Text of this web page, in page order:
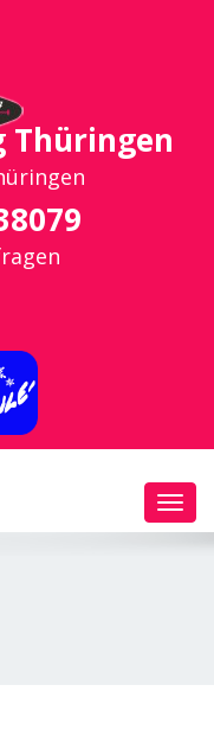
Thüringen